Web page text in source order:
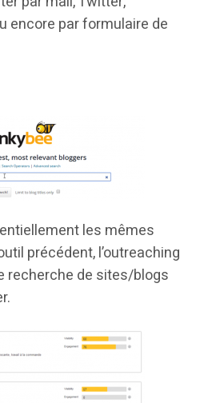
encore par formulaire de
les mêmes
précédent, l’outreaching
recherche de sites/blogs